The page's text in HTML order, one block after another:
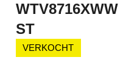
WTV8716XWW
ST
VERKOCHT